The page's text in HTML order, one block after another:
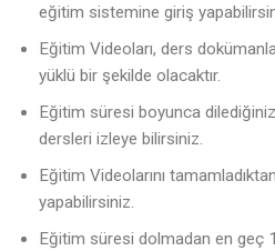
eğitim sistemine giriş
Eğitim Videoları, ders
yüklü bir şekilde olacaktır.
Eğitim süresi boyunca
dersleri izleye bilirsiniz.
Eğitim Videolarını
yapabilirsiniz.
Eğitim süresi dolmadan en geç